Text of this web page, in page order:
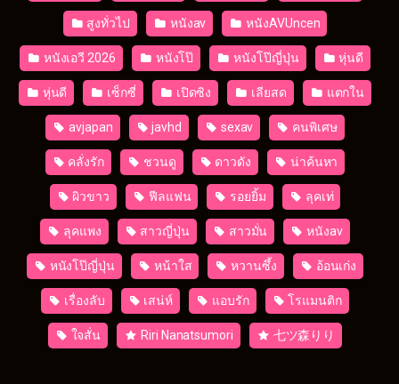
สูงทั่วไป หนังav หนังAVUncen
หนังเอวี 2026 หนังโป๊ หนังโป๊ญี่ปุ่น หุ่นดี
หุ่นดี เซ็กซี่ เปิดซิง เลียสด แตกใน
avjapan javhd sexav คนพิเศษ
คลั่งรัก ชวนดู ดาวดัง น่าค้นหา
ผิวขาว ฟีลแฟน รอยยิ้ม ลุคเท่
ลุคแพง สาวญี่ปุ่น สาวมั่น หนังav
หนังโป๊ญี่ปุ่น หน้าใส หวานซึ้ง อ้อนเก่ง
เรื่องลับ เสน่ห์ แอบรัก โรแมนติก
ใจสั่น Riri Nanatsumori 七ツ森りり